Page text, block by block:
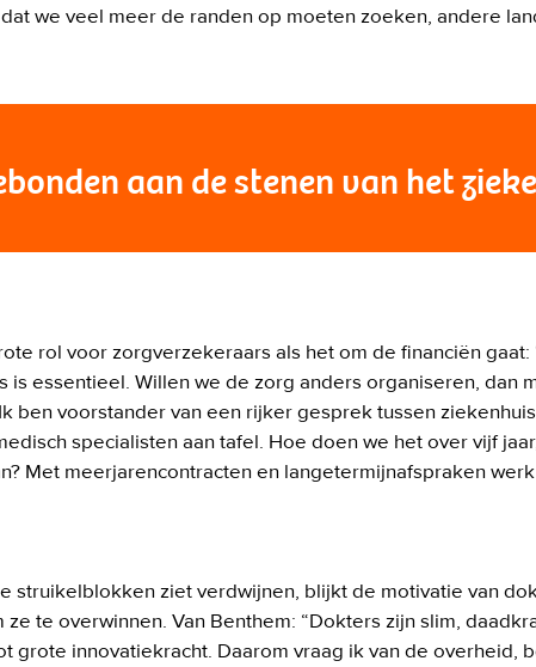
we veel meer de randen op moeten zoeken, andere
aan de stenen van het
rol voor zorgverzekeraars als het om de financiën gaat:
is essentieel. Willen we de zorg anders organiseren, dan
ben voorstander van een rijker gesprek tussen
specialisten aan tafel. Hoe doen we het over vijf
Met meerjarencontracten en langetermijnafspraken
struikelblokken ziet verdwijnen, blijkt de motivatie van
te overwinnen. Van Benthem: “Dokters zijn slim,
grote innovatiekracht. Daarom vraag ik van de overheid,